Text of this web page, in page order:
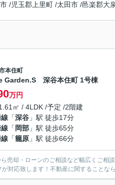
/児玉郡上里町 /太田市 /邑楽郡大
本住町
Garden.S 深谷本住町 1号棟
万円
㎡ / 4LDK /予定 /2階建
「深谷 」駅 徒歩17分
「 岡部 」駅 徒歩65分
「籠原 」駅 徒歩66分
売却・ローンのご相談など幅広くご相
対応致します！不動産に関することな